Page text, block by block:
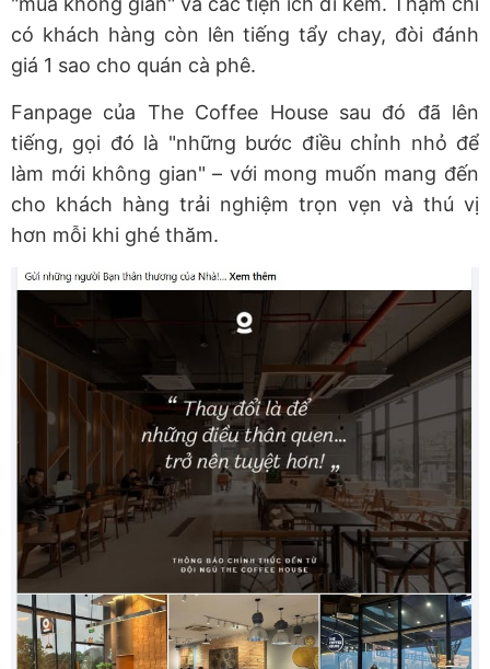
có khách hàng còn lên tiếng tẩy chay, đòi đánh
giá 1 sao cho quán cà phê.
Fanpage của The Coffee House sau đó đã lên
tiếng, gọi đó là "những bước điều chỉnh nhỏ để
làm mới không gian" – với mong muốn mang đến
cho khách hàng trải nghiệm trọn vẹn và thú vị
hơn mỗi khi ghé thăm.